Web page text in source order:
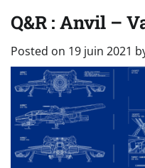
Q&R : Anvil –
Posted on 19 juin 2021